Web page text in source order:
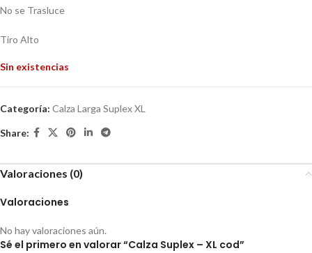
No se Trasluce
Tiro Alto
Sin existencias
Categoría: Calza Larga Suplex XL
Share:
Valoraciones (0)
Valoraciones
No hay valoraciones aún.
Sé el primero en valorar “Calza Suplex – XL cod”